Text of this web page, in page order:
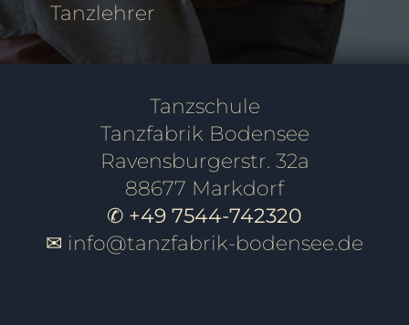
Tanzlehrer
Tanzschule
Tanzfabrik Bodensee
Ravensburgerstr. 32a
88677 Markdorf
✆ +49 7544-742320
✉ info@tanzfabrik-bodensee.de